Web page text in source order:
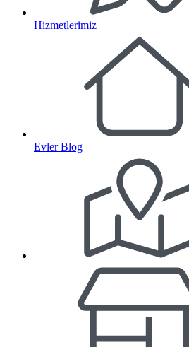
Hizmetlerimiz
Evler Blog